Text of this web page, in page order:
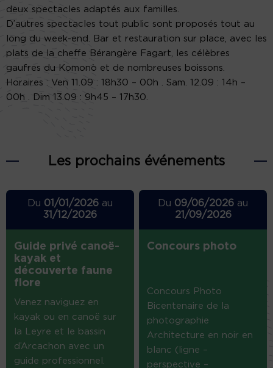
deux spectacles adaptés aux familles.
D’autres spectacles tout public sont proposés tout au
long du week-end. Bar et restauration sur place, avec les
plats de la cheffe Bérangère Fagart, les célèbres
gaufres du Komonò et de nombreuses boissons.
Horaires : Ven 11.09 : 18h30 – 00h . Sam. 12.09 : 14h –
00h . Dim 13.09 : 9h45 – 17h30.
Les prochains événements
Du 01/01/2026au
31/12/2026
Guide privé canoë-
kayak et
découverte faune
flore
Venez naviguez en
kayak ou en canoë sur
la Leyre et le bassin
d’Arcachon avec un
guide professionnel.
Du 09/06/2026 au
21/09/2026
Concours photo
Concours Photo
Bicentenaire de la
photographie
Architecture en noir en
blanc (ligne –
perspective –